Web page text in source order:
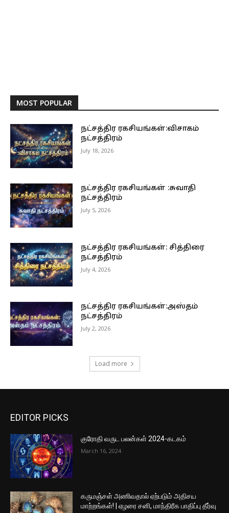
MOST POPULAR
நட்சத்திர ரகசியங்கள்:விசாகம்
நட்சத்திரம்
July 18, 2026
நட்சத்திர ரகசியங்கள் :சுவாதி
நட்சத்திரம்
July 5, 2026
நட்சத்திர ரகசியங்கள்: சித்திரை
நட்சத்திரம்
July 4, 2026
நட்சத்திர ரகசியங்கள்:அஸ்தம்
நட்சத்திரம்
July 2, 2026
Load more
EDITOR PICKS
குரோதி வருட பலன்கள் 2024-கடகம்
March 16, 2024
கருமஞ்சள் அணிவதால் ஏற்படும் அதிசய
மாற்றங்கள்! | ஏழரை சனி, மாந்திரீக பாதிப்பு தீர்வு